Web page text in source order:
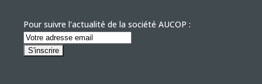
Pour suivre l'actualité de la société AUCOP :